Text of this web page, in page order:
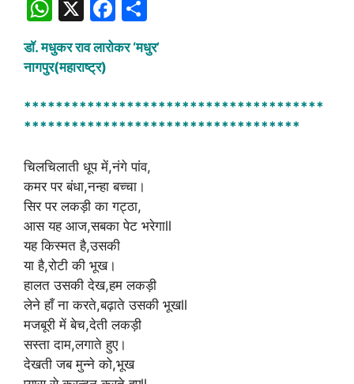
W
at
s
A
p
p
X
F
c
b
o
o
k
h
ar
डाॅ. मधुकर राव लारोकर ‘मधुर’
नागपुर(महाराष्ट्र)
**************************************
***********************************
चिलचिलाती धूप में,नंगे पांव,
कमर पर बंधा,नन्हा बच्चा।
सिर पर लकड़ी का गट्ठा,
आस यह आज,सबका पेट भरेगाll
यह किस्मत है,उसकी
या है,रोटी की भूख।
हालत उसकी देख,हम लकड़ी
लेने हाँ ना करते,बढ़ाते उसकी भूखll
मजबूरी में बेच,देती लकड़ी
सस्ता दाम,लगाते हुए।
देखती जब मुन्ने को,भूख